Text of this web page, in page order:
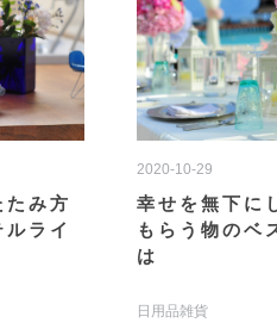
み方
ライ
2020-10-29
幸せを無下に
もらう物のベ
は
日用品雑貨